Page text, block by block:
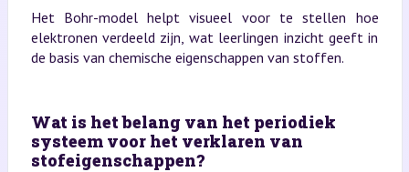
Het Bohr-model helpt visueel voor te stellen hoe
elektronen verdeeld zijn, wat leerlingen inzicht geeft in
de basis van chemische eigenschappen van stoffen.
Wat is het belang van het periodiek
systeem voor het verklaren van
stofeigenschappen?